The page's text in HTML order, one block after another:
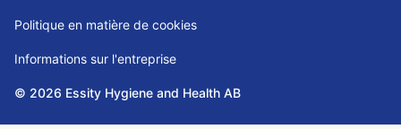
Politique en matière de cookies
Informations sur l'entreprise
© 2026 Essity Hygiene and Health AB